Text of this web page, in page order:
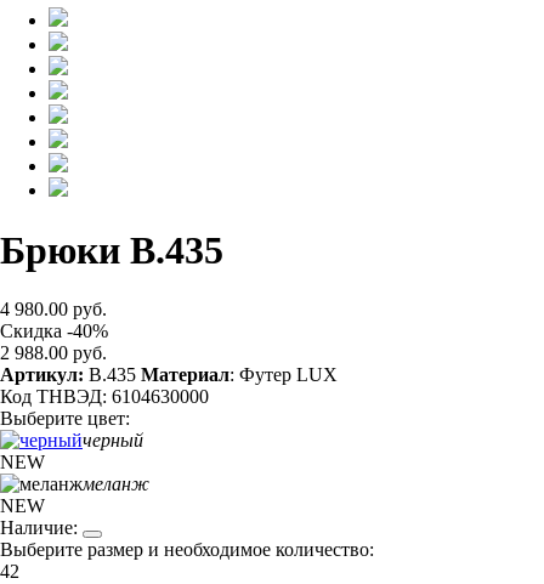
Брюки B.435
4 980.00 руб.
Скидка -40%
2 988.00 руб.
Артикул: B.435 Материал: Футер LUX
Код ТНВЭД: 6104630000
Выберите цвет:
черный
NEW
меланж
NEW
Наличие:
Выберите размер и необходимое количество:
42